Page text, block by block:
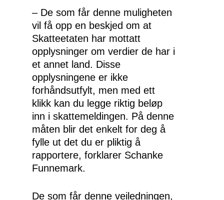
– De som får denne muligheten
vil få opp en beskjed om at
Skatteetaten har mottatt
opplysninger om verdier de har i
et annet land. Disse
opplysningene er ikke
forhåndsutfylt, men med ett
klikk kan du legge riktig beløp
inn i skattemeldingen. På denne
måten blir det enkelt for deg å
fylle ut det du er pliktig å
rapportere, forklarer Schanke
Funnemark.
De som får denne veiledningen,